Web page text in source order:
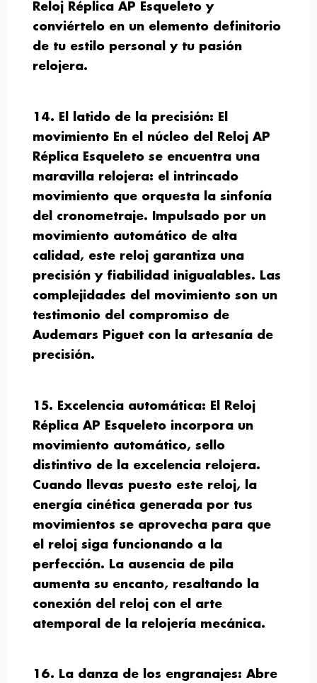
Reloj Réplica AP Esqueleto y
conviértelo en un elemento definitorio
de tu estilo personal y tu pasión
relojera.
14. El latido de la precisión: El
movimiento En el núcleo del Reloj AP
Réplica Esqueleto se encuentra una
maravilla relojera: el intrincado
movimiento que orquesta la sinfonía
del cronometraje. Impulsado por un
movimiento automático de alta
calidad, este reloj garantiza una
precisión y fiabilidad inigualables. Las
complejidades del movimiento son un
testimonio del compromiso de
Audemars Piguet con la artesanía de
precisión.
15. Excelencia automática: El Reloj
Réplica AP Esqueleto incorpora un
movimiento automático, sello
distintivo de la excelencia relojera.
Cuando llevas puesto este reloj, la
energía cinética generada por tus
movimientos se aprovecha para que
el reloj siga funcionando a la
perfección. La ausencia de pila
aumenta su encanto, resaltando la
conexión del reloj con el arte
atemporal de la relojería mecánica.
16. La danza de los engranajes: Abre